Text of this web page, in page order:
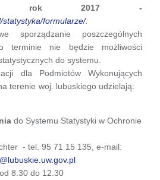
rok 2017 -
statystyka/formularze/.
sporządzanie poszczególnych
terminie nie będzie możliwości
do systemu.
dla Podmiotów Wykonujących
terenie woj. lubuskiego udzielają:
do Systemu Statystyki w Ochronie
- tel. 95 71 15 135, e-mail:
8.30 do 12.30